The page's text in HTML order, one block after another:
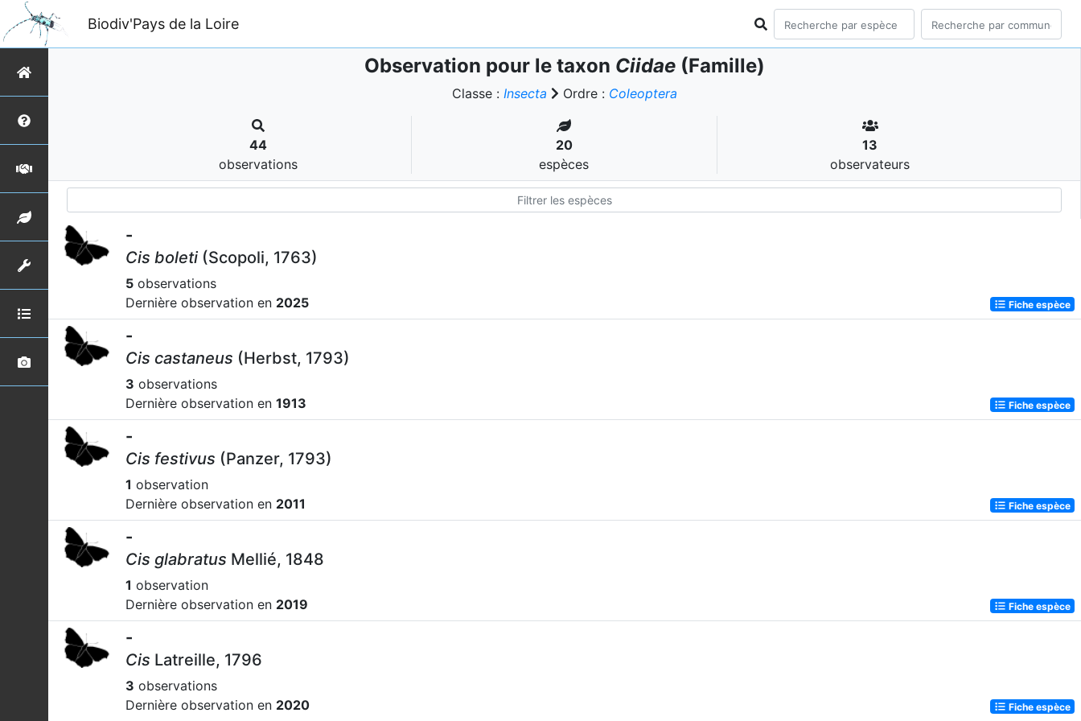
Biodiv'Pays de la Loire
Observation pour le taxon Ciidae(Famille)
Classe : Insecta Ordre : Coleoptera
44
observations
20
espèces
13
observateurs
-
Cis boleti (Scopoli, 1763)
5 observations
Dernière observation en 2025 Fiche espèce
-
Cis castaneus (Herbst, 1793)
3 observations
Dernière observation en 1913 Fiche espèce
-
Cis festivus (Panzer, 1793)
1 observation
Dernière observation en 2011 Fiche espèce
-
Cis glabratus Mellié, 1848
1 observation
Dernière observation en 2019 Fiche espèce
-
Cis Latreille, 1796
3 observations
Dernière observation en 2020 Fiche espèce